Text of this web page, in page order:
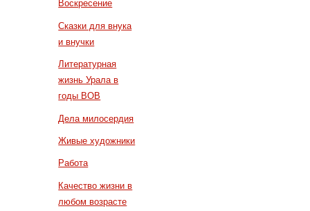
Воскресение
Сказки для внука
и внучки
Литературная
жизнь Урала в
годы ВОВ
Дела милосердия
Живые художники
Работа
Качество жизни в
любом возрасте